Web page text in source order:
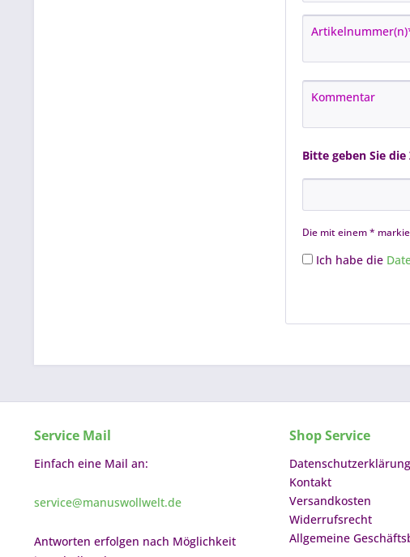
Bitte geben Sie
Die mit einem *
Ich habe die
Service Mail
Einfach eine Mail an:
service@manuswollwelt.de
Antworten erfolgen nach Möglichkeit
Shop Service
Datenschutzerklärung
Kontakt
Versandkosten
Widerrufsrecht
Allgemeine